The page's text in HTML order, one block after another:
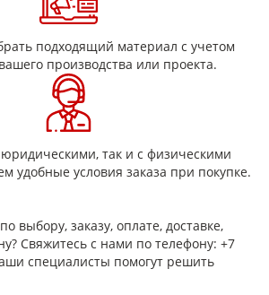
подходящий материал с учетом
производства или проекта.
юридическими, так и с физическими
удобные условия заказа при покупке.
выбору, заказу, оплате, доставке,
Свяжитесь с нами по телефону: +7
специалисты помогут решить